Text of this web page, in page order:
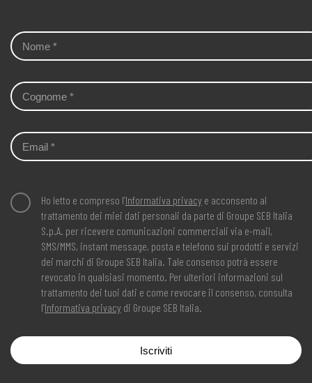
Ho letto e compreso l’Informativa privacy e acconsento al
trattamento dei miei dati personali da parte di Groupe SEB Italia
S.p.A. per ricevere comunicazioni commerciali via e-mail,
SMS/MMS, instant message, posta e telefono sui prodotti e servizi
dei marchi di Groupe SEB Italia. Tale consenso potrà essere
revocato in qualsiasi momento. Per ulteriori informazioni sul
trattamento dei tuoi dati e come revocare il consenso, consulta
l’Informativa privacy di Groupe SEB Italia.
Iscriviti